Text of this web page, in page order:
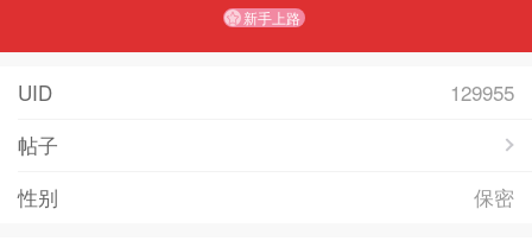
新手上路
UID
129955
帖子
性别
保密